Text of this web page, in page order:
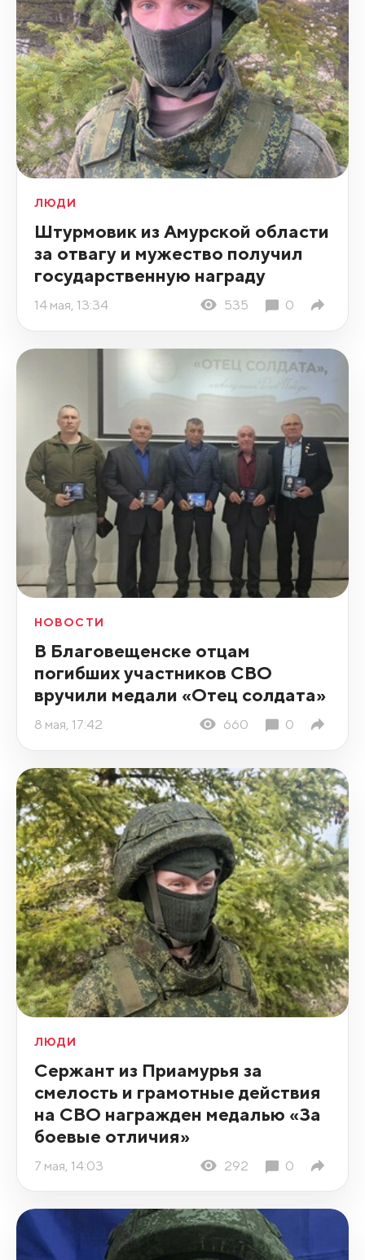
ЛЮДИ
Штурмовик из Амурской области
за отвагу и мужество получил
государственную награду
14 мая, 13:34 535 0
НОВОСТИ
В Благовещенске отцам
погибших участников СВО
вручили медали «Отец солдата»
8 мая, 17:42 660 0
ЛЮДИ
Сержант из Приамурья за
смелость и грамотные действия
на СВО награжден медалью «За
боевые отличия»
7 мая, 14:03 292 0